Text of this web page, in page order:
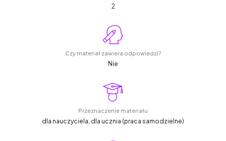
2
Czy materiał zawiera odpowiedzi?
Nie
Przeznaczenie materiału
dla nauczyciela, dla ucznia (praca samodzielne)